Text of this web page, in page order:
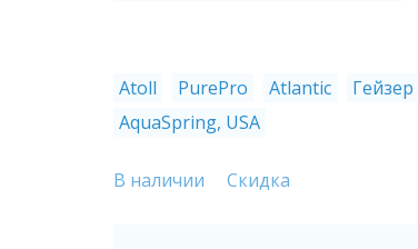
Atoll PurePro Atlantic Гейзер
AquaSpring, USA
В наличии Скидка